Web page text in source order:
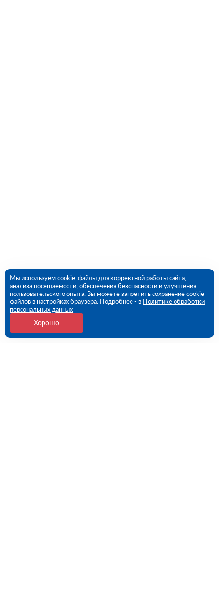
Мы используем cookie-файлы для корректной работы сайта,
анализа посещаемости, обеспечения безопасности и улучшения
пользовательского опыта. Вы можете запретить сохранение cookie-
файлов в настройках браузера. Подробнее - в Политике обработки
персональных данных
Хорошо